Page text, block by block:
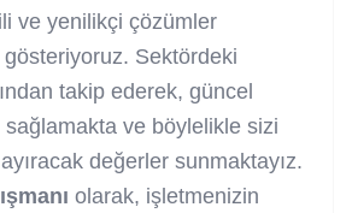
ve yenilikçi çözümler
Sektördeki
takip ederek, güncel
ve böylelikle sizi
değerler sunmaktayız.
olarak, işletmenizin